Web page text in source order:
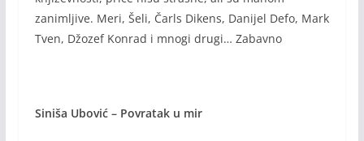
zanimljive. Meri, Šeli, Čarls Dikens, Danijel Defo, Mark
Tven, Džozef Konrad i mnogi drugi… Zabavno
Siniša Ubović – Povratak u mir